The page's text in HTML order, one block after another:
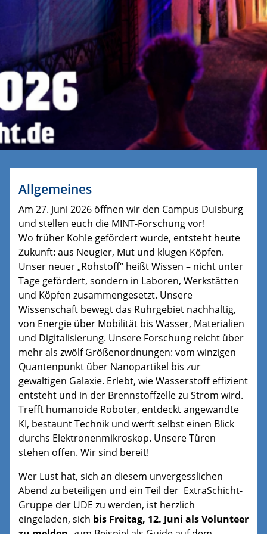
Allgemeines
Am 27. Juni 2026 öffnen wir den Campus Duisburg
und stellen euch die MINT-Forschung vor!
Wo früher Kohle gefördert wurde, entsteht heute
Zukunft: aus Neugier, Mut und klugen Köpfen.
Unser neuer „Rohstoff“ heißt Wissen – nicht unter
Tage gefördert, sondern in Laboren, Werkstätten
und Köpfen zusammengesetzt. Unsere
Wissenschaft bewegt das Ruhrgebiet nachhaltig,
von Energie über Mobilität bis Wasser, Materialien
und Digitalisierung. Unsere Forschung reicht über
mehr als zwölf Größenordnungen: vom winzigen
Quantenpunkt über Nanopartikel bis zur
gewaltigen Galaxie. Erlebt, wie Wasserstoff effizient
entsteht und in der Brennstoffzelle zu Strom wird.
Trefft humanoide Roboter, entdeckt angewandte
KI, bestaunt Technik und werft selbst einen Blick
durchs Elektronenmikroskop. Unsere Türen
stehen offen. Wir sind bereit!
Wer Lust hat, sich an diesem unvergesslichen
Abend zu beteiligen und ein Teil der ExtraSchicht-
Gruppe der UDE zu werden, ist herzlich
eingeladen, sich bis Freitag, 12. Juni als Volunteer